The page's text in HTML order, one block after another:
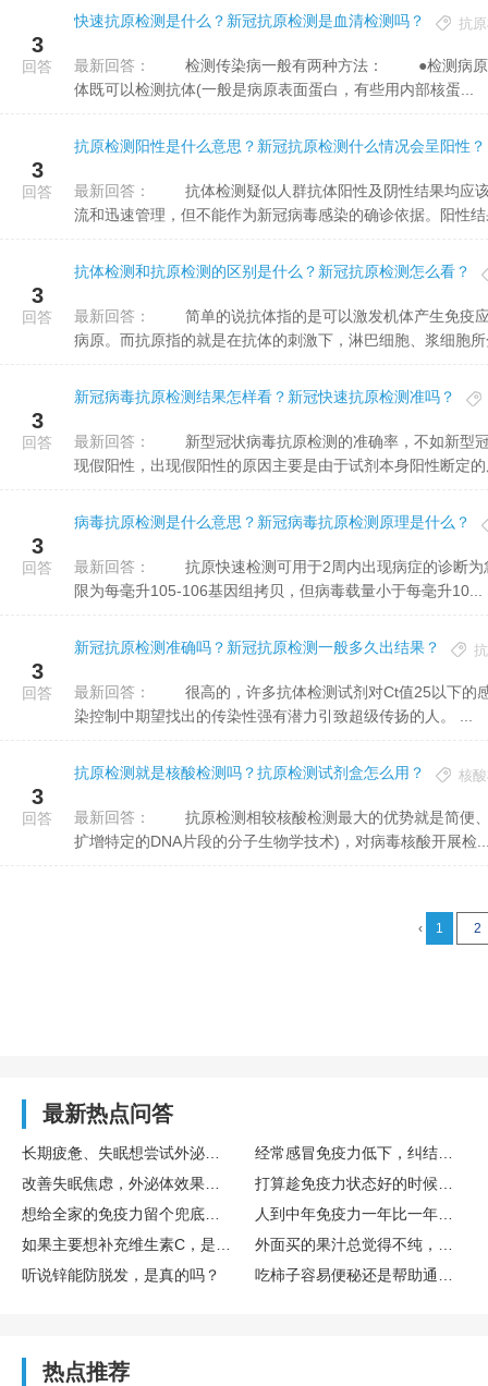
3
回答
快速抗原检测是什么？新冠抗原检测是血清检测吗？ 抗
最新回答：
体既可以检测抗体(一般是病原表面蛋白，有些用内部核蛋...
3
回答
抗原检测阳性是什么意思？新冠抗原检测什么情况会呈阳性？
最新回答：
流和迅速管理，但不能作为新冠病毒感染的确诊依据。阳性结
3
回答
抗体检测和抗原检测的区别是什么？新冠抗原检测怎么看？
最新回答：
病原。而抗原指的就是在抗体的刺激下，淋巴细胞、浆细胞
3
回答
新冠病毒抗原检测结果怎样看？新冠快速抗原检测准吗？
最新回答：
现假阳性，出现假阳性的原因主要是由于试剂本身阳性断定
3
回答
病毒抗原检测是什么意思？新冠病毒抗原检测原理是什么？
最新回答：
限为每毫升105-106基因组拷贝，但病毒载量小于每毫升10...
3
回答
新冠抗原检测准确吗？新冠抗原检测一般多久出结果？
最新回答：
染控制中期望找出的传染性强有潜力引致超级传扬的人。 ...
3
回答
抗原检测就是核酸检测吗？抗原检测试剂盒怎么用？ 核
最新回答：
扩增特定的DNA片段的分子生物学技术)，对病毒核酸开展检
‹ 1 2
最新热点问答
听说锌能防脱发，是真的吗？
热点推荐